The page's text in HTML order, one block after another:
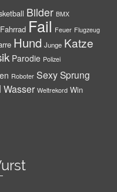
Bilder BMX
Fahrrad Fail Feuer Flugzeug
Hund Junge Katze
Parodie Polizei
Roboter SexySprung
Wasser Weltrekord Win